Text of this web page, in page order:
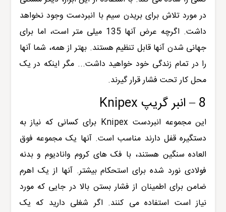
در مورد تلاش برای بریدن سیم با انبردست وجود نخواهد
داشت. اگرچه عرض آنها 135 میلی متر است، اما برای
جهانی شدن آنها قابل تنظیم هستند. بهتر از همه، شما آنها
را در تمام زندگی خود خواهید داشت... مگر اینکه در یک
محل کار تحت فشار قرار گیرند.
8 – انبر گریپ Knipex
این مجموعه انبردست Knipex برای کسانی که نیاز به
دستگیره قفل دارند مناسب است. آنها یک مجموعه فوق
العاده سنگین هستند، با فک های کروم وانادیوم و بدنه
فولادی نورد شده برای استحکام بیشتر. آنها از یک اهرم
ضامن برای اطمینان از فشار بستن بالا در جایی که مورد
نیاز است استفاده می کنند. اگر شغلی دارید که یک